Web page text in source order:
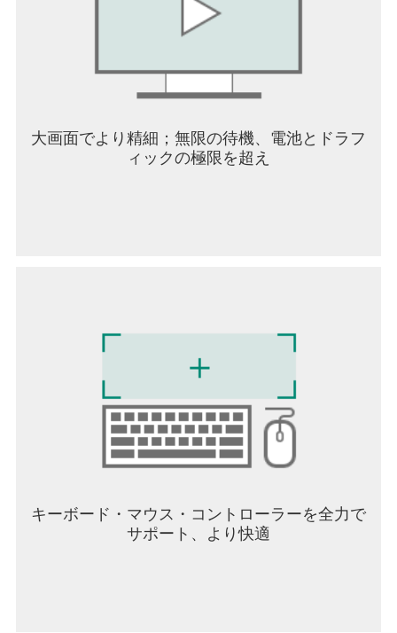
大画面でより精細；無限の待機、電池とドラフ
ィックの極限を超え
キーボード・マウス・コントローラーを全力で
サポート、より快適